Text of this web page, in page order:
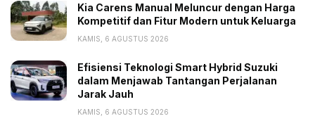
Kia Carens Manual Meluncur dengan Harga
Kompetitif dan Fitur Modern untuk Keluarga
KAMIS, 6 AGUSTUS 2026
Efisiensi Teknologi Smart Hybrid Suzuki
dalam Menjawab Tantangan Perjalanan
Jarak Jauh
KAMIS, 6 AGUSTUS 2026